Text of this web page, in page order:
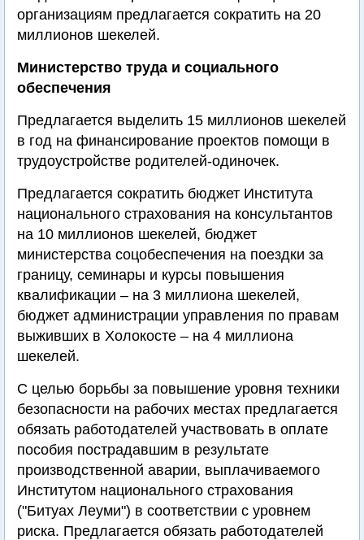
организациям предлагается сократить на 20
миллионов шекелей.
Министерство труда и социального
обеспечения
Предлагается выделить 15 миллионов шекелей
в год на финансирование проектов помощи в
трудоустройстве родителей-одиночек.
Предлагается сократить бюджет Института
национального страхования на консультантов
на 10 миллионов шекелей, бюджет
министерства соцобеспечения на поездки за
границу, семинары и курсы повышения
квалификации – на 3 миллиона шекелей,
бюджет администрации управления по правам
выживших в Холокосте – на 4 миллиона
шекелей.
С целью борьбы за повышение уровня техники
безопасности на рабочих местах предлагается
обязать работодателей участвовать в оплате
пособия пострадавшим в результате
производственной аварии, выплачиваемого
Институтом национального страхования
("Битуах Леуми") в соответствии с уровнем
риска. Предлагается обязать работодателей